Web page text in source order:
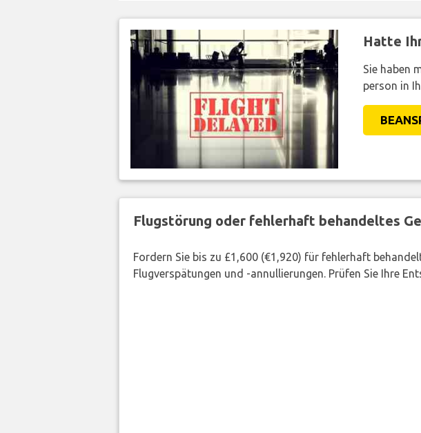
Hatte
Sie haben
person in
Fordern Sie bis zu £1,600 (€1,920) für fehlerhaft